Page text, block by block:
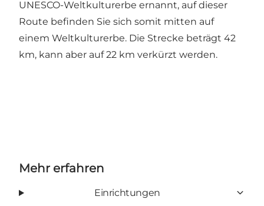
UNESCO-Weltkulturerbe ernannt, auf dieser
Route befinden Sie sich somit mitten auf
einem Weltkulturerbe. Die Strecke beträgt 42
km, kann aber auf 22 km verkürzt werden.
Mehr erfahren
Einrichtungen